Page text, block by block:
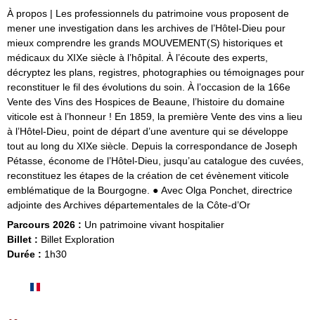
À propos | Les professionnels du patrimoine vous proposent de
mener une investigation dans les archives de l’Hôtel-Dieu pour
mieux comprendre les grands MOUVEMENT(S) historiques et
médicaux du XIXe siècle à l’hôpital. À l’écoute des experts,
décryptez les plans, registres, photographies ou témoignages pour
reconstituer le fil des évolutions du soin. À l’occasion de la 166e
Vente des Vins des Hospices de Beaune, l’histoire du domaine
viticole est à l’honneur ! En 1859, la première Vente des vins a lieu
à l’Hôtel-Dieu, point de départ d’une aventure qui se développe
tout au long du XIXe siècle. Depuis la correspondance de Joseph
Pétasse, économe de l’Hôtel-Dieu, jusqu’au catalogue des cuvées,
reconstituez les étapes de la création de cet évènement viticole
emblématique de la Bourgogne. ● Avec Olga Ponchet, directrice
adjointe des Archives départementales de la Côte-d’Or
Parcours 2026 : Un patrimoine vivant hospitalier
Billet : Billet Exploration
Durée : 1h30